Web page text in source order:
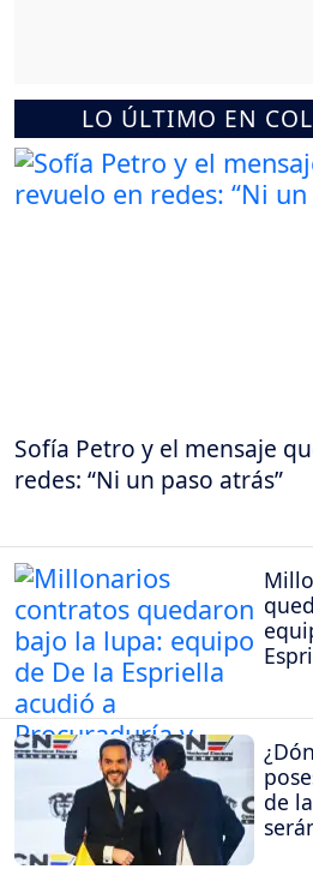
LO ÚLTIMO EN
Sofía Petro y el mensaje
redes: “Ni un paso atrás”
de